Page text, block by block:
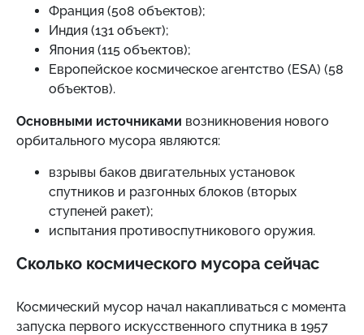
Франция (508 объектов);
Индия (131 объект);
Япония (115 объектов);
Европейское космическое агентство (ESA) (58
объектов).
Основными источниками возникновения нового
орбитального мусора являются:
взрывы баков двигательных установок
спутников и разгонных блоков (вторых
ступеней ракет);
испытания противоспутникового оружия.
Сколько космического мусора сейчас
Космический мусор начал накапливаться с момента
запуска первого искусственного спутника в 1957